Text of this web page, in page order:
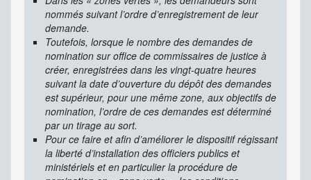
nommés suivant l’ordre d’enregistrement de leur
demande.
Toutefois, lorsque le nombre des demandes de
nomination sur office de commissaires de justice à
créer, enregistrées dans les vingt-quatre heures
suivant la date d’ouverture du dépôt des demandes
est supérieur, pour une même zone, aux objectifs de
nomination, l’ordre de ces demandes est déterminé
par un tirage au sort.
Pour ce faire et afin d’améliorer le dispositif régissant
la liberté d’installation des officiers publics et
ministériels et en particulier la procédure de